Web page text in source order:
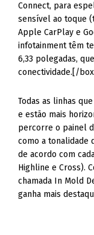
Connect, para
sensível ao toque
Apple CarPlay e
infotainment têm
6,33 polegadas,
conectividade.[/
Todas as linhas
e estão mais
percorre o painel
como a tonalidade
de acordo com
Highline e Cross).
chamada In Mold
ganha mais